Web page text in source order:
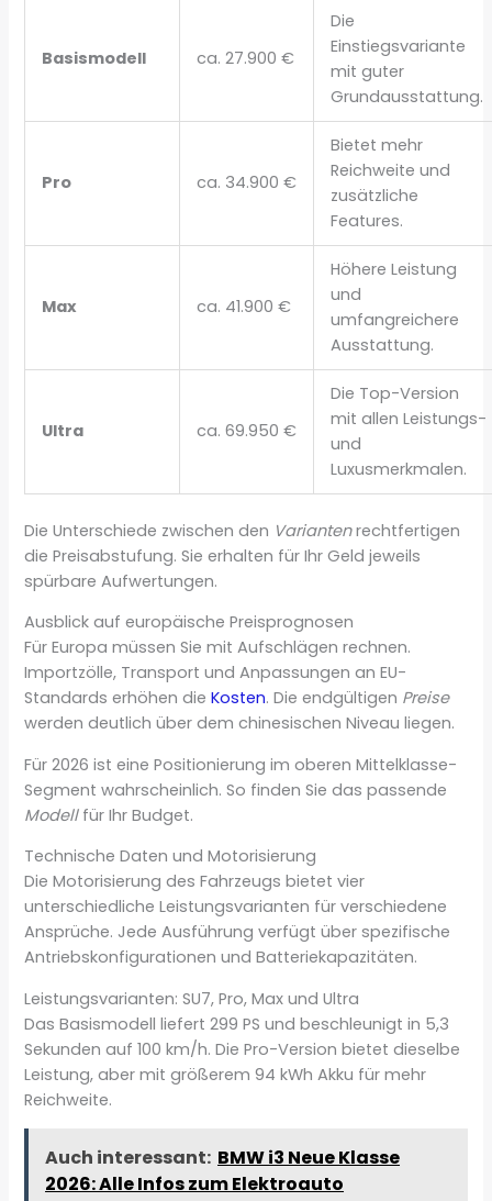
Basismodell ca. 27.900 €
Die
Einstiegsvariante
mit guter
Grundausstattung.
Pro ca. 34.900 €
Bietet mehr
Reichweite und
zusätzliche
Features.
Max ca. 41.900 €
Höhere Leistung
und
umfangreichere
Ausstattung.
Ultra ca. 69.950 €
Die Top-Version
mit allen Leistungs-
und
Luxusmerkmalen.
Die Unterschiede zwischen den Variantenrechtfertigen
die Preisabstufung. Sie erhalten für Ihr Geld jeweils
spürbare Aufwertungen.
Ausblick auf europäische Preisprognosen
Für Europa müssen Sie mit Aufschlägen rechnen.
Importzölle, Transport und Anpassungen an EU-
Standards erhöhen dieKosten. Die endgültigen Preise
werden deutlich über dem chinesischen Niveau liegen.
Für 2026 ist eine Positionierung im oberen Mittelklasse-
Segment wahrscheinlich. So finden Sie das passende
Modellfür Ihr Budget.
Technische Daten und Motorisierung
Die Motorisierung des Fahrzeugs bietet vier
unterschiedliche Leistungsvarianten für verschiedene
Ansprüche. Jede Ausführung verfügt über spezifische
Antriebskonfigurationen und Batteriekapazitäten.
Leistungsvarianten: SU7, Pro, Max und Ultra
Das Basismodell liefert 299 PS und beschleunigt in 5,3
Sekunden auf 100 km/h. Die Pro-Version bietet dieselbe
Leistung, aber mit größerem 94 kWh Akku für mehr
Reichweite.
Auch interessant: BMW i3 Neue Klasse
2026: Alle Infos zum Elektroauto